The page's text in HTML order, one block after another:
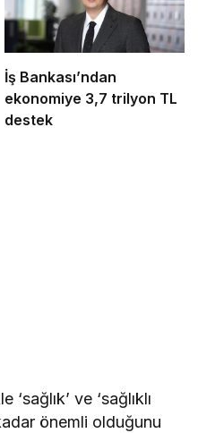
İş Bankası’ndan
ekonomiye 3,7 trilyon TL
destek
ve ‘sağlıklı
önemli olduğunu